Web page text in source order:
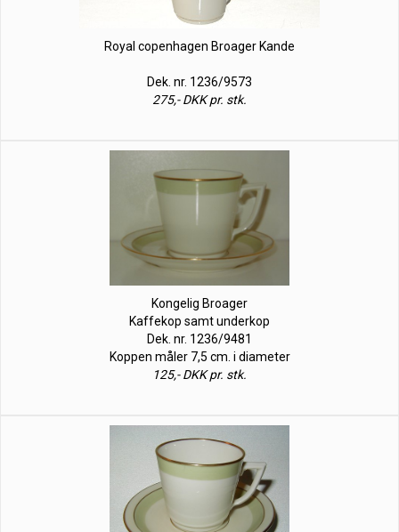
Royal copenhagen Broager Kande
Dek. nr. 1236/9573
275,- DKK pr. stk.
Kongelig Broager
Kaffekop samt underkop
Dek. nr. 1236/9481
Koppen måler 7,5 cm. i diameter
125,- DKK pr. stk.